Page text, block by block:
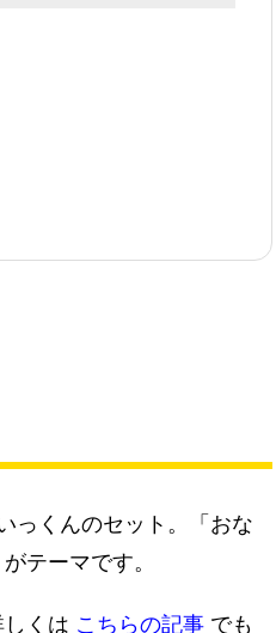
っくんのセット。「おな
テーマです。
くは こちらの記事でも